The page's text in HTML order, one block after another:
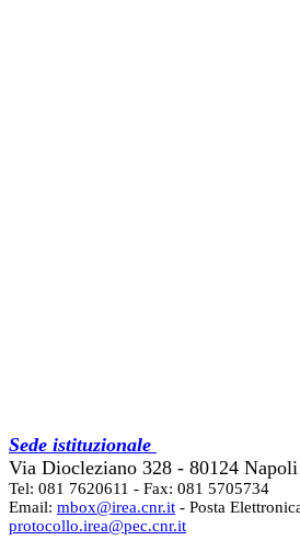
Sede istituzionale
Via Diocleziano 328 - 80124 Napoli
Tel: 081 7620611 - Fax: 081 5705734
Email: mbox@irea.cnr.it - Posta
protocollo.irea@pec.cnr.it